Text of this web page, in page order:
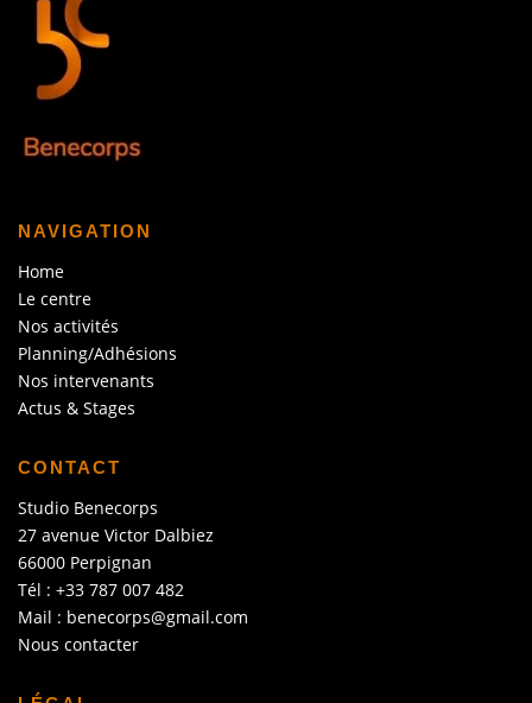
NAVIGATION
Home
Le centre
Nos activités
Planning/Adhésions
Nos intervenants
Actus & Stages
CONTACT
Studio Benecorps
27 avenue Victor Dalbiez
66000 Perpignan
Tél : +33 787 007 482
Mail : benecorps@gmail.com
Nous contacter